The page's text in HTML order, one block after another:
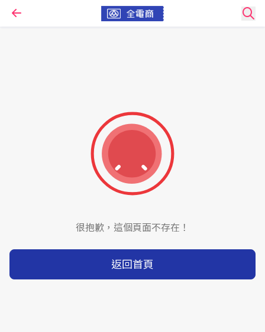
很抱歉，這個頁面不存在！
返回首頁